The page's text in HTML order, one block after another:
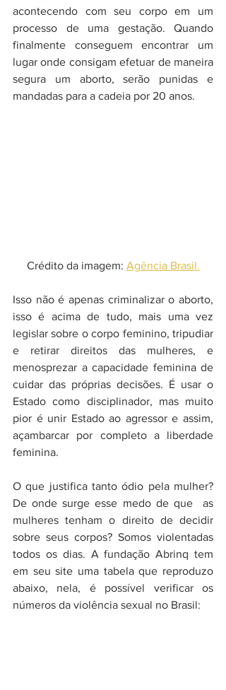
acontecendo com seu corpo em um
processo de uma gestação. Quando
finalmente conseguem encontrar um
lugar onde consigam efetuar de maneira
segura um aborto, serão punidas e
mandadas para a cadeia por 20 anos.
Crédito da imagem: Agência Brasil.
Isso não é apenas criminalizar o aborto,
isso é acima de tudo, mais uma vez
legislar sobre o corpo feminino, tripudiar
e retirar direitos das mulheres, e
menosprezar a capacidade feminina de
cuidar das próprias decisões. É usar o
Estado como disciplinador, mas muito
pior é unir Estado ao agressor e assim,
açambarcar por completo a liberdade
feminina.
O que justifica tanto ódio pela mulher?
De onde surge esse medo de que  as
mulheres tenham o direito de decidir
sobre seus corpos? Somos violentadas
todos os dias. A fundação Abrinq tem
em seu site uma tabela que reproduzo
abaixo, nela, é possível verificar os
números da violência sexual no Brasil: